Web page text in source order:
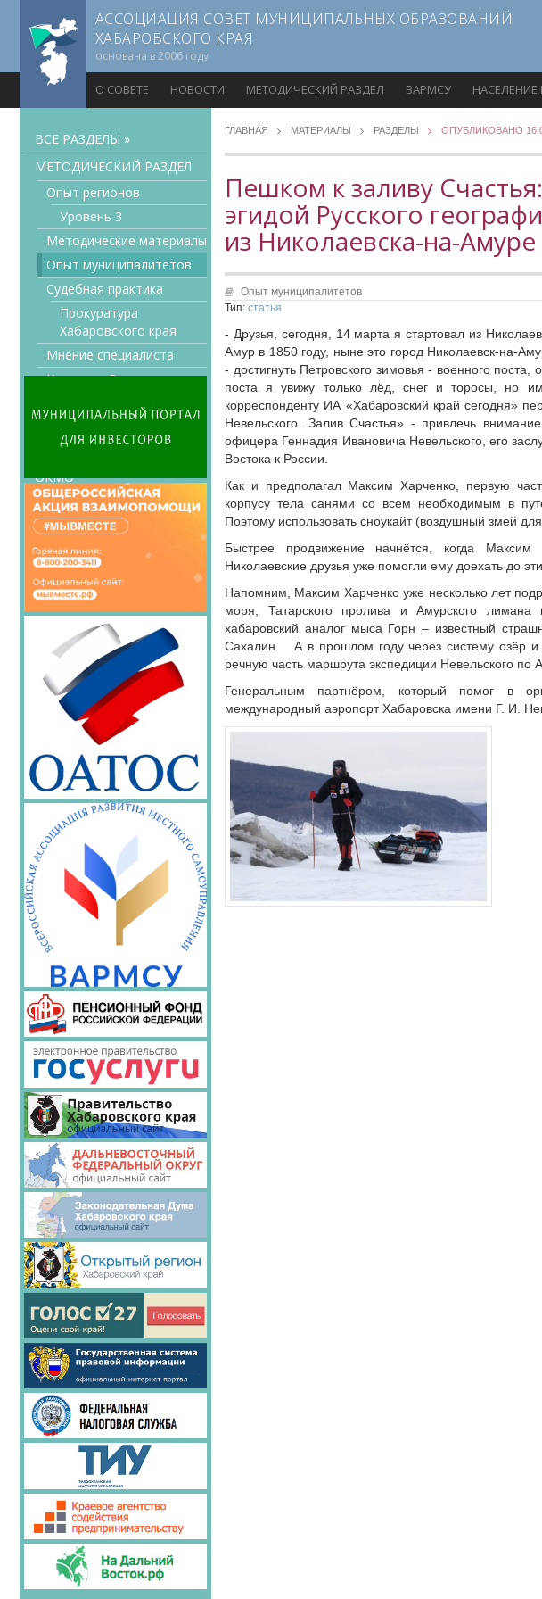
АССОЦИАЦИЯ СОВЕТ МУНИЦИПАЛЬНЫХ ОБРАЗОВАНИЙ
ХАБАРОВСКОГО КРАЯ
основана в 2006 году
О СОВЕТЕ НОВОСТИ МЕТОДИЧЕСКИЙ РАЗДЕЛ ВАРМСУ НАСЕЛЕНИЕ
ВСЕ РАЗДЕЛЫ »
МЕТОДИЧЕСКИЙ РАЗДЕЛ
Опыт регионов
Уровень 3
Методические материалы
Опыт муниципалитетов
Судебная практика
Прокуратура
Хабаровского края
Мнение специалиста
Конкурсы Совета
Семинары Совета
Издания Совета
Вопрос-ответ
ОКМО
Информационный
бюллетень МСУ
НАСЕЛЕНИЕ И МСУ
ТОС
Лучшие практики ТОС
ГЛАВНАЯ МАТЕРИАЛЫ РАЗДЕЛЫ ОПУБЛИКОВАНО
Пешком к заливу
эгидой Русского
из Николаевска-на-Амуре
Опыт муниципалитетов
Тип: статья
- Друзья, сегодня, 14 марта я стартовал из
Амур в 1850 году, ныне это город Николаевск-на-
- достигнуть Петровского зимовья - военного
поста я увижу только лёд, снег и торосы, но
корреспонденту ИА «Хабаровский край сегодня»
Невельского. Залив Счастья» - привлечь
офицера Геннадия Ивановича Невельского, его
Востока к России.
Как и предполагал Максим Харченко, первую
корпусу тела санями со всем необходимым в
Поэтому использовать сноукайт (воздушный змей
Быстрее продвижение начнётся, когда
Николаевские друзья уже помогли ему доехать до
Напомним, Максим Харченко уже несколько лет
моря, Татарского пролива и Амурского
хабаровский аналог мыса Горн – известный
Сахалин. А в прошлом году через систему озёр и
речную часть маршрута экспедиции Невельского по
Генеральным партнёром, который помог в
международный аэропорт Хабаровска имени Г. И.